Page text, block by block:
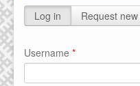
Log in (active tab)
Request
Username *